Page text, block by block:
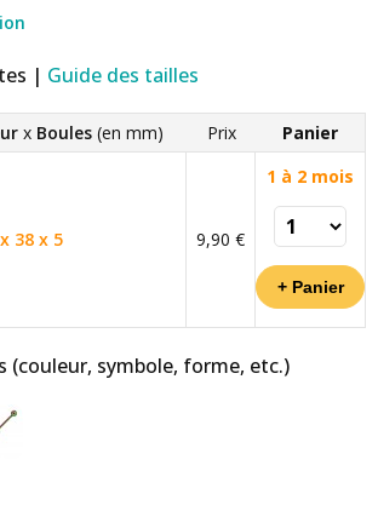
| Guide des tailles
x Boules (en mm) Prix Panier
38 x 5 9,90 €
1 à 2 mois
(couleur, symbole, forme, etc.)